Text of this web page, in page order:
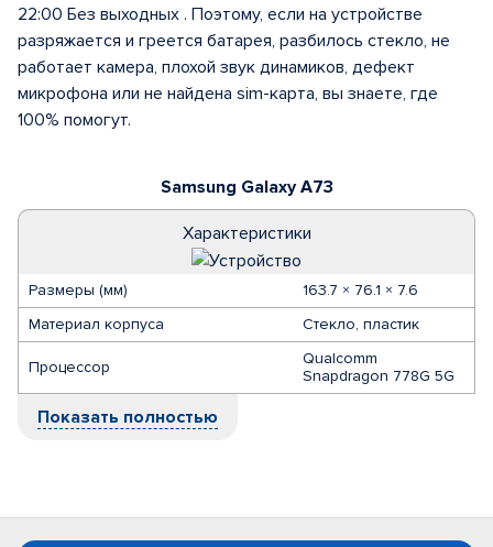
Samsung Galaxy A73
Характеристики
Размеры (мм)
163.7 × 76.1 × 7.6
Материал корпуса
Стекло, пластик
Процессор
Qualcomm
Snapdragon 778G 5G
Показать полностью
22:00 Без выходных . Поэтому, если на устройстве
разряжается и греется батарея, разбилось стекло, не
работает камера, плохой звук динамиков, дефект
микрофона или не найдена sim-карта, вы знаете, где
100% помогут.